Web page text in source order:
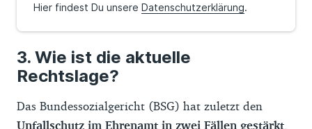
Hier findest Du unsere Datenschutzerklärung.
Wie ist die aktuelle
Rechtslage?
Das Bundessozialgericht (BSG) hat zuletzt den
Unfallschutz im Ehrenamt in zwei Fällen gestärkt